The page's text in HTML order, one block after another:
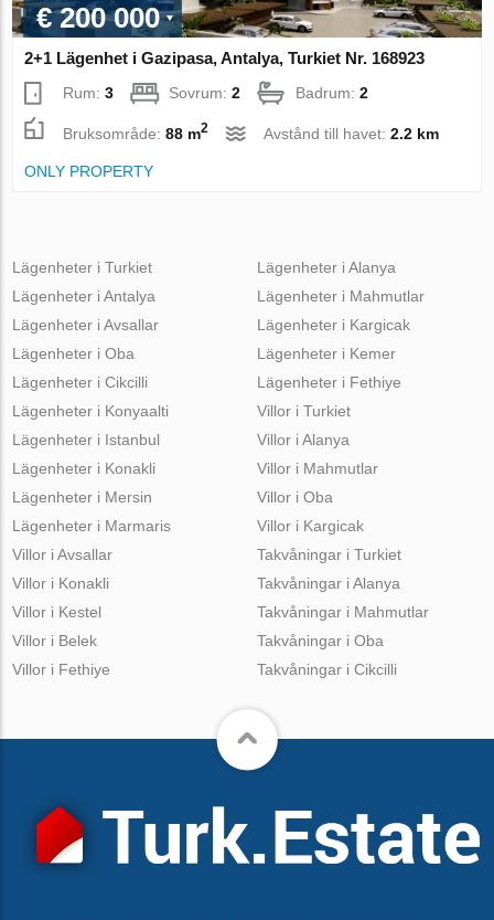
€ 200 000
2+1 Lägenhet i Gazipasa, Antalya, Turkiet Nr. 168923
Rum:3 Sovrum:2 Badrum:2
Bruksområde:88 m2 Avstånd till havet:2.2 km
ONLY PROPERTY
Lägenheter i Turkiet
Lägenheter i Antalya
Lägenheter i Avsallar
Lägenheter i Oba
Lägenheter i Cikcilli
Lägenheter i Alanya
Lägenheter i Mahmutlar
Lägenheter i Kargicak
Lägenheter i Kemer
Lägenheter i Fethiye
Lägenheter i Konyaalti
Lägenheter i Istanbul
Lägenheter i Konakli
Lägenheter i Mersin
Lägenheter i Marmaris
Villor i Turkiet
Villor i Alanya
Villor i Mahmutlar
Villor i Oba
Villor i Kargicak
Villor i Avsallar
Villor i Konakli
Villor i Kestel
Villor i Belek
Villor i Fethiye
Takvåningar i Turkiet
Takvåningar i Alanya
Takvåningar i Mahmutlar
Takvåningar i Oba
Takvåningar i Cikcilli